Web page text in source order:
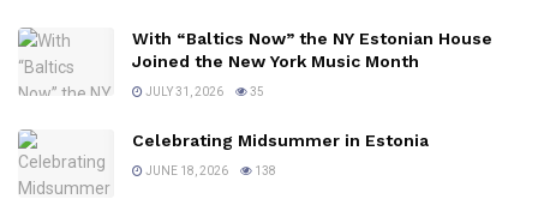
With “Baltics Now” the NY Estonian House
Joined the New York Music Month
JULY 31, 2026 35
Celebrating Midsummer in Estonia
JUNE 18, 2026 138